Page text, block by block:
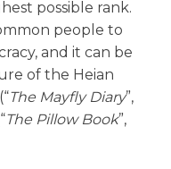
possible rank.
people to
and it can be
of the Heian
The Mayfly Diary​”,
The Pillow Book”,